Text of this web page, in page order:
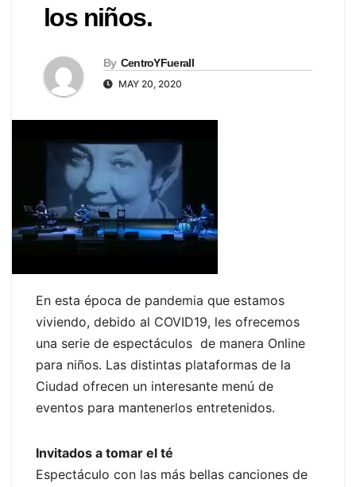
los niños.
By CentroYFueraII
MAY 20, 2020
En esta época de pandemia que estamos
viviendo, debido al COVID19, les ofrecemos
una serie de espectáculos de manera Online
para niños. Las distintas plataformas de la
Ciudad ofrecen un interesante menú de
eventos para mantenerlos entretenidos.
Invitados a tomar el té
Espectáculo con las más bellas canciones de